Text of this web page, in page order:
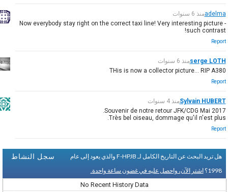
adelmaمنذ 6 سنوات
Now everybody stay right on the correct taxi line! Very interesting picture -
such contrast!
Report
serge LOTHمنذ 6 سنوات
THis is now a collector picture… RIP A380
Report
Sylvain HUBERTمنذ 4 سنوات
Souvenir de notre retour JFK/CDG Mai 2017.
Très bel oiseau, dommage qu'il n'est plus.
Report
سجل النشاط
هل تريد البحث عن التاريخ الكامل لـ F-HPJB والذي يعود إلى عام
1998؟ اشتر الآن، واحصل عليه في غضون ساعة واحدة.
No Recent History Data